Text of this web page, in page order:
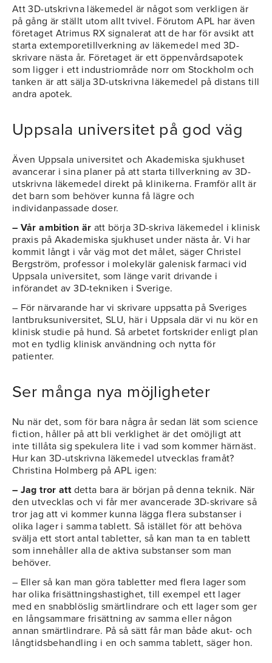
Att 3D-utskrivna läkemedel är något som verkligen är
på gång är ställt utom allt tvivel. Förutom APL har även
företaget Atrimus RX signalerat att de har för avsikt att
starta extemporetillverkning av läkemedel med 3D-
skrivare nästa år. Företaget är ett öppenvårdsapotek
som ligger i ett industriområde norr om Stockholm och
tanken är att sälja 3D-utskrivna läkemedel på distans till
andra apotek.
Uppsala universitet på god väg
Även Uppsala universitet och Akademiska sjukhuset
avancerar i sina planer på att starta tillverkning av 3D-
utskrivna läkemedel direkt på klinikerna. Framför allt är
det barn som behöver kunna få lägre och
individanpassade doser.
– Vår ambition är att börja 3D-skriva läkemedel i klinisk
praxis på Akademiska sjukhuset under nästa år. Vi har
kommit långt i vår väg mot det målet, säger Christel
Bergström, professor i molekylär galenisk farmaci vid
Uppsala universitet, som länge varit drivande i
införandet av 3D-tekniken i Sverige.
– För närvarande har vi skrivare uppsatta på Sveriges
lantbruksuniversitet, SLU, här i Uppsala där vi nu kör en
klinisk studie på hund. Så arbetet fortskrider enligt plan
mot en tydlig klinisk användning och nytta för
patienter.
Ser många nya möjligheter
Nu när det, som för bara några år sedan lät som science
fiction, håller på att bli verklighet är det omöjligt att
inte tillåta sig spekulera lite i vad som kommer härnäst.
Hur kan 3D-utskrivna läkemedel utvecklas framåt?
Christina Holmberg på APL igen:
– Jag tror attdetta bara är början på denna teknik. När
den utvecklas och vi får mer avancerade 3D-skrivare så
tror jag att vi kommer kunna lägga flera substanser i
olika lager i samma tablett. Så istället för att behöva
svälja ett stort antal tabletter, så kan man ta en tablett
som innehåller alla de aktiva substanser som man
behöver.
– Eller så kan man göra tabletter med flera lager som
har olika frisättningshastighet, till exempel ett lager
med en snabblöslig smärtlindrare och ett lager som ger
en långsammare frisättning av samma eller någon
annan smärtlindrare. På så sätt får man både akut- och
långtidsbehandling i en och samma tablett, säger hon.